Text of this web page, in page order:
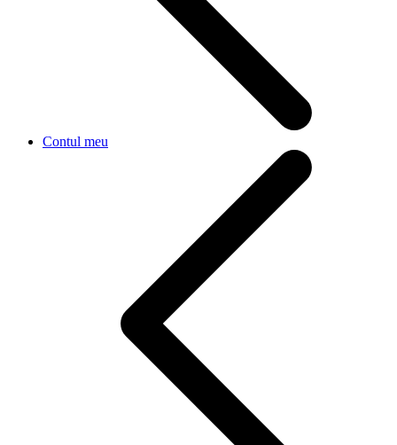
Contul meu